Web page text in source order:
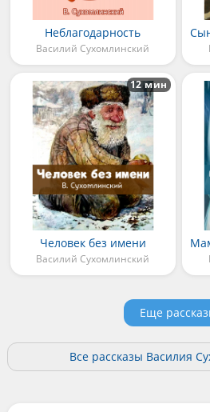
Неблагодарность
Василий Сухомлинский
Человек без имени
Василий Сухомлинский
12 мин
Еще
Все рассказы Василия